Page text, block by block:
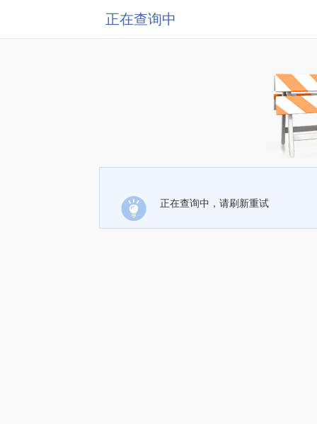
正在查询中
正在查询中，请刷新重试